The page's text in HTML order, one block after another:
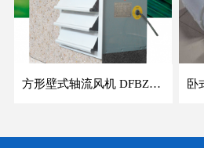
方形壁式轴流风机 DFBZ低噪防爆工业XBDZ静音220V/380V壁式边墙风机